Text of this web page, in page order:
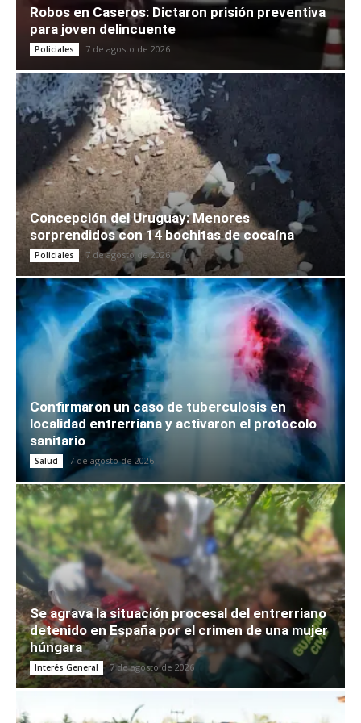
Robos en Caseros: Dictaron prisión preventiva
para joven delincuente
Policiales 7 de agosto de 2026
Concepción del Uruguay: Menores
sorprendidos con 14 bochitas de cocaína
Policiales 7 de agosto de 2026
Confirmaron un caso de tuberculosis en
localidad entrerriana y activaron el protocolo
sanitario
Salud 7 de agosto de 2026
Se agrava la situación procesal del entrerriano
detenido en España por el crimen de una mujer
húngara
Interés General 7 de agosto de 2026